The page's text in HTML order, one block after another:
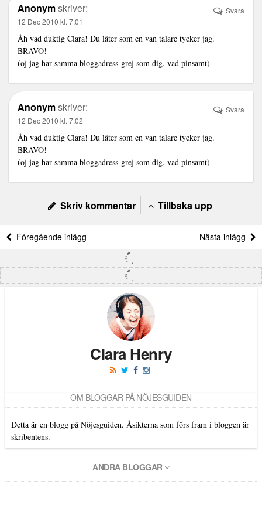
Anonymskriver:
12 Dec 2010 kl. 7:01
Åh vad duktig Clara! Du låter som en van talare tycker jag.
BRAVO!
(oj jag har samma bloggadress-grej som dig. vad pinsamt)
Svara
Anonymskriver:
12 Dec 2010 kl. 7:02
Åh vad duktig Clara! Du låter som en van talare tycker jag.
BRAVO!
(oj jag har samma bloggadress-grej som dig. vad pinsamt)
Svara
Skriv kommentar Tillbaka upp
Föregående inlägg Nästa inlägg
Clara Henry
OM BLOGGAR PÅ NÖJESGUIDEN
Detta är en blogg på Nöjesguiden. Åsikterna som förs fram i bloggen är
skribentens.
ANDRA BLOGGAR